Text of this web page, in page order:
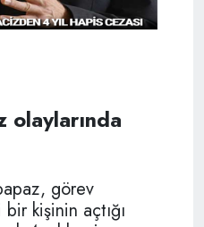
olaylarında
görev
kişinin açtığı